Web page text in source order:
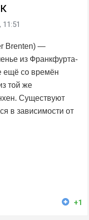
Brenten) —
из Франкфурта-
ещё со времён
той же
Существуют
в зависимости от
+1